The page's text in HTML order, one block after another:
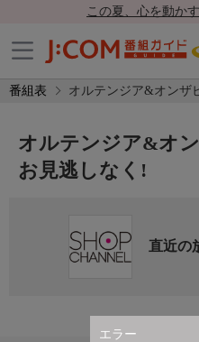
この夏、心を動か
番組表 オルテンジア&オンザ
エラー
オルテンジア&オ
お見逃しなく!
直近の